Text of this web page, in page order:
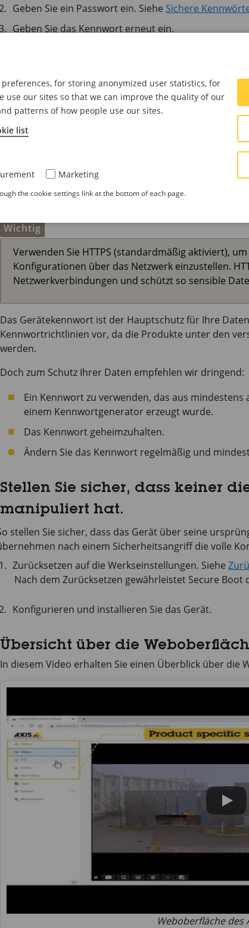
Geben Sie ein Passwort ein. Siehe Sichere
Geben Sie das Kennwort erneut ein.
Wichtig
Das Gerät verfügt über kein Standardkonto. Wenn
verloren haben, müssen Sie das Gerät
Sichere Kennwörter
Wichtig
Verwenden Sie HTTPS (standardmäßig aktiviert),
Konfigurationen über das Netzwerk einzustellen.
Netzwerkverbindungen und schützt so sensible
Das Gerätekennwort ist der Hauptschutz für Ihre
Kennwortrichtlinien vor, da die Produkte unter den
werden.
Doch zum Schutz Ihrer Daten empfehlen wir dringend:
Ein Kennwort zu verwenden, das aus
einem Kennwortgenerator erzeugt wurde.
Das Kennwort geheimzuhalten.
Ändern Sie das Kennwort regelmäßig und
Stellen Sie sicher, dass keiner
manipuliert hat.
stellen Sie sicher, dass das Gerät über seine
nach einem Sicherheitsangriff die volle
Zurücksetzen auf die Werkseinstellungen. Siehe
Nach dem Zurücksetzen gewährleistet Secure Boot
Konfigurieren und installieren Sie das Gerät.
Übersicht über die
In diesem Video erhalten Sie einen Überblick über die
Weboberfläche des
for storing anonymized user statistics, for
use our sites so that we can improve the quality of our
patterns of how people use our sites.
list
Marketing
the cookie settings link at the bottom of each page.